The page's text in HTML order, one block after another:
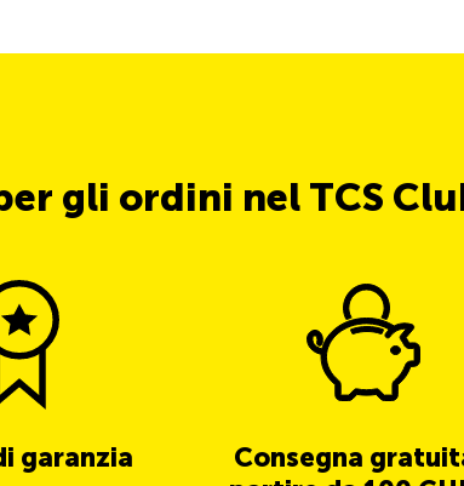
gli ordini nel TCS
garanzia
Consegna